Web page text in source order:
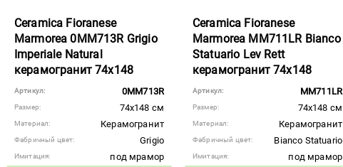
Ceramica Fioranese
Marmorea 0MM713R Grigio
Imperiale Natural
керамогранит 74x148
Артикул: 0MM713R
Размер: 74x148 см
Материал: Керамогранит
Фабричный цвет: Grigio
Имитация:
под мрамор
Ceramica Fioranese
Marmorea MM711LR Bianco
Statuario Lev Rett
керамогранит 74x148
Артикул: MM711LR
Размер: 74x148 см
Материал: Керамогранит
Фабричный цвет: Bianco Statuario
Имитация:
под мрамор